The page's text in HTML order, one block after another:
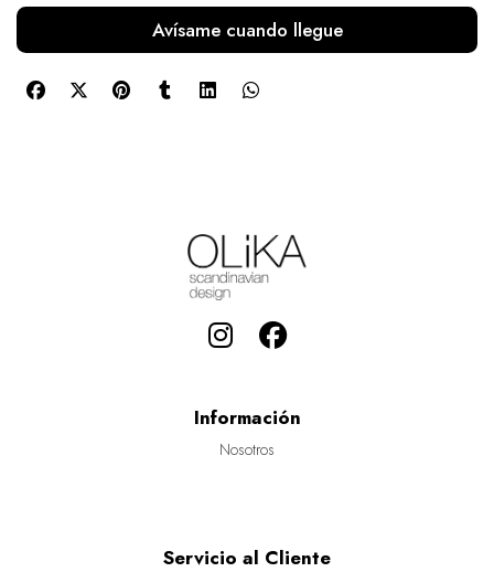
Avísame cuando llegue
Información
Nosotros
Servicio al Cliente